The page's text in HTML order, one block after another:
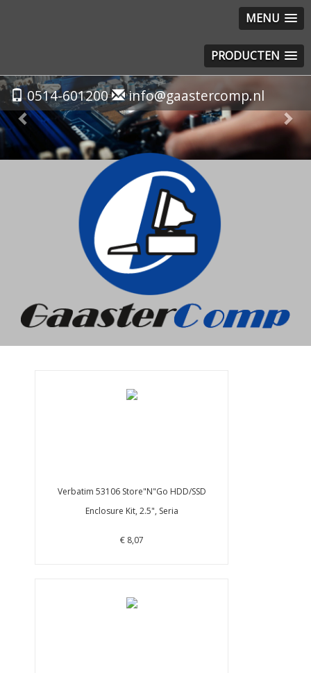
MENU
PRODUCTEN
0514-601200 info@gaastercomp.nl
Previous
Verbatim 53106 Store"N"Go HDD/SSD
Enclosure Kit, 2.5", Seria
€ 8,07